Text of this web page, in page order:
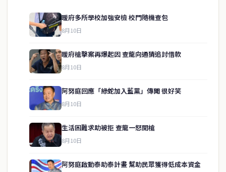
暖府多所學校加強安檢 校門隨機查包
8月10日
暖府槍擊案再爆起因 查龍向通猜追討借款
8月10日
阿努庭回應「綠蛇加入藍黨」傳聞 很好笑
8月10日
生活困難求助被拒 查龍一怒開槍
8月10日
阿努庭啟動泰助泰計畫 幫助民眾獲得低成本資金
service@thaichinesenews.com